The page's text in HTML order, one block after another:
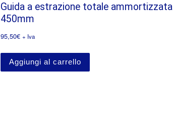
Guida a estrazione totale ammortizzata
450mm
95,50€ + Iva
Aggiungi al carrello